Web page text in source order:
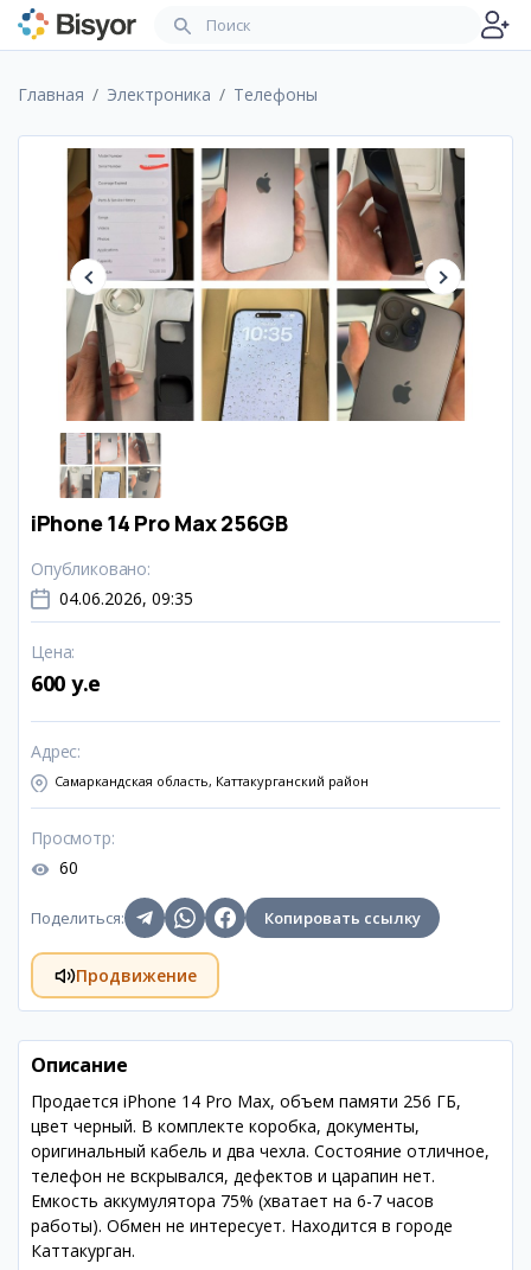
Главная Электроника Телефоны
iPhone 14 Pro Max 256GB
Опубликовано:
04.06.2026, 09:35
Цена:
600 y.e
Адрес:
Самаркандская область, Каттакурганский район
Просмотр:
60
Поделиться: Копировать ссылку
Продвижение
Описание
Продается iPhone 14 Pro Max, объем памяти 256 ГБ,
цвет черный. В комплекте коробка, документы,
оригинальный кабель и два чехла. Состояние отличное,
телефон не вскрывался, дефектов и царапин нет.
Емкость аккумулятора 75% (хватает на 6-7 часов
работы). Обмен не интересует. Находится в городе
Каттакурган.